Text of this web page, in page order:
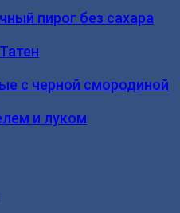
пирог без сахара
с черной смородиной
и луком